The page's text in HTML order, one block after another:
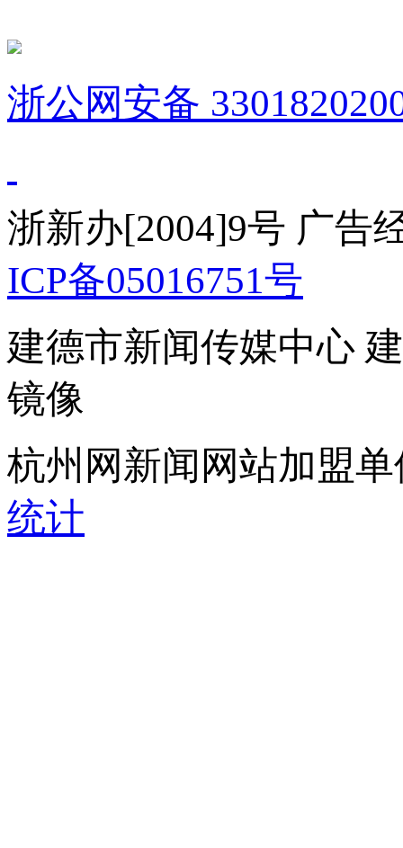
浙公网安备
浙新办[2004]9号 广告
ICP备05016751号
建德市新闻传媒中心
镜像
杭州网新闻网站加盟
统计